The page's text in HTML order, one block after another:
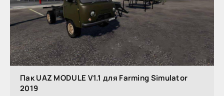
Пак UAZ MODULE V1.1 для Farming Simulator
2019